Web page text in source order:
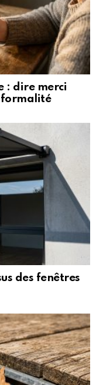
: dire merci
formalité
des fenêtres